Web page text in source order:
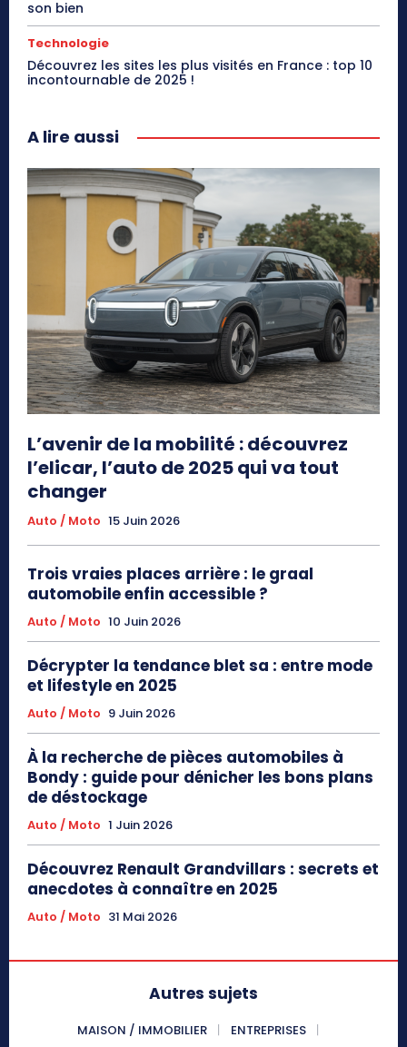
son bien
Technologie
Découvrez les sites les plus visités en France : top 10
incontournable de 2025 !
A lire aussi
L’avenir de la mobilité : découvrez
l’elicar, l’auto de 2025 qui va tout
changer
Auto / Moto 15 Juin 2026
Trois vraies places arrière : le graal
automobile enfin accessible ?
Auto / Moto 10 Juin 2026
Décrypter la tendance blet sa : entre mode
et lifestyle en 2025
Auto / Moto 9 Juin 2026
À la recherche de pièces automobiles à
Bondy : guide pour dénicher les bons plans
de déstockage
Auto / Moto 1 Juin 2026
Découvrez Renault Grandvillars : secrets et
anecdotes à connaître en 2025
Auto / Moto 31 Mai 2026
Autres sujets
MAISON / IMMOBILIER
ENTREPRISES